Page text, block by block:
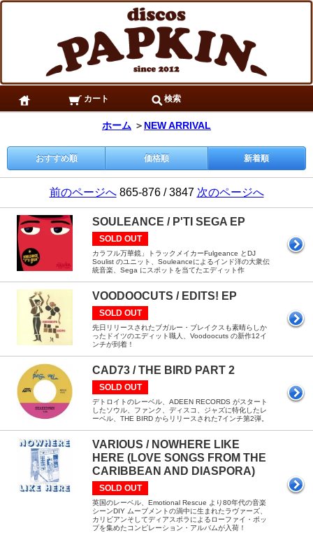
カート 検索
ホーム ＞ NEW ARRIVAL
おすすめ順 価格順 新着順
前のページへ865-876 / 3847 次のページへ
SOULEANCE / P'TI SEGA EP
SOLD OUT
カラフル万華鏡」トラックメイカーFulgeance とDJ
Soulist のユニット、Souleanceによるインド洋の大衆伝
統音楽、Sega にスポットを当てたエディット作
VOODOOCUTS / EDITS! EP
SOLD OUT
先日リリースされたブガルー・ブレイクスも素晴らしか
ったドイツのエディット職人、Voodoocuts の新作12イ
ンチが到着！
CAD73 / THE BIRD PART 2
SOLD OUT
デトロイトのレーベル、ADEEN RECORDS がスタート
したソウル、ファンク、ディスコ、ジャズに特化したレ
ーベル、THE BIRD からリリースされた7インチ第2弾。
VARIOUS / NOWHERE LIKE
HERE (LOVE SONGS FROM THE
CARIBBEAN AND DIASPORA)
SOLD OUT
英国のレーベル、Emotional Rescue より80年代の音楽
シーンDIY ムーブメントの渦中に生まれたラヴァーズ、
カリビアンそしてディアスポラによるローファイ・ポッ
プを集めたコンピレーション・アルバムが入荷！